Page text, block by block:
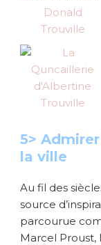
5>
la ville
Au fil des
source
parcourue
Marcel Proust,